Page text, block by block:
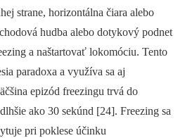
strane, horizontálna čiara alebo
hudba alebo dotykový podnet
a naštartovať lokomóciu. Tento
paradoxa a využíva sa aj
epizód freezingu trvá do
ako 30 sekúnd [24]. Freezing sa
pri poklese účinku